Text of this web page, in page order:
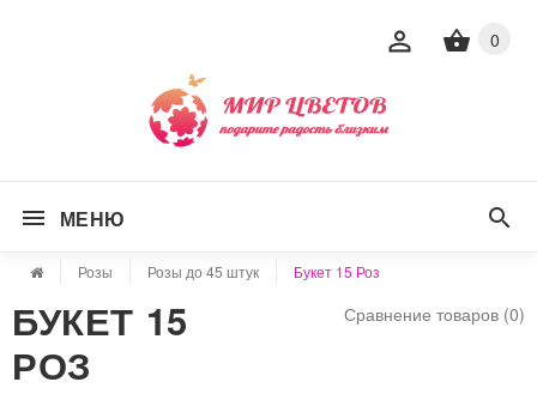
0
МЕНЮ
Розы Розы до 45 штук Букет 15 Роз
Сравнение товаров (0)
БУКЕТ 15
РОЗ